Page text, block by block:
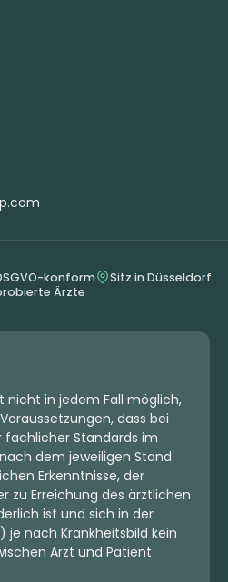
konform
Sitz in Düsseldorf
Ärzte
nicht in jedem Fall möglich,
dass bei
fachlicher Standards im
dem jeweiligen Stand
Erkenntnisse, der
zu Erreichung des ärztlichen
ist und sich in der
je nach Krankheitsbild kein
Arzt und Patient